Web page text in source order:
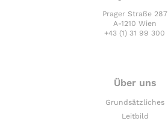
Prager Straße 287
A-1210 Wien
+43 (1) 31 99 300
Über uns
Grundsätzliches
Leitbild